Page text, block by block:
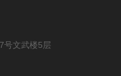
号文武楼5层